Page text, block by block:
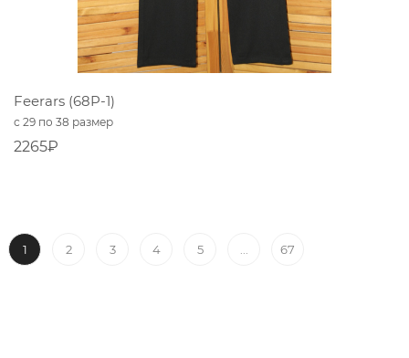
Feerars (68P-1)
с 29 по 38 размер
2265₽
1 2 3 4 5 67